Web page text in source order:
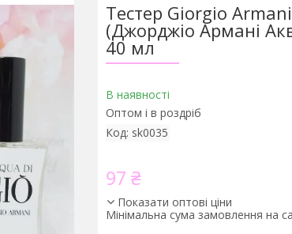
Тестер Giorgio
(Джорджіо Армані
40 мл
В наявності
Оптом і в роздріб
Код: sk0035
97 ₴
Показати оптові ціни
Мінімальна сума замовлення на